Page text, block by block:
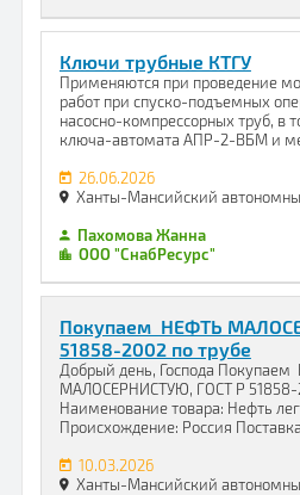
Ключи трубные КТГУ
Применяются при проведение
работ при спуско-подъемных
насосно-компрессорных труб, в
ключа-автомата АПР-2-ВБМ и
26.06.2026
Ханты-Мансийский
Пахомова Жанна
ООО "СнабРесурс"
Покупаем НЕФТЬ
51858-2002 по трубе
Добрый день, Господа
МАЛОСЕРНИСТУЮ, ГОСТ Р 51858-
Наименование товара: Нефть
Происхождение: Россия
10.03.2026
Ханты-Мансийский